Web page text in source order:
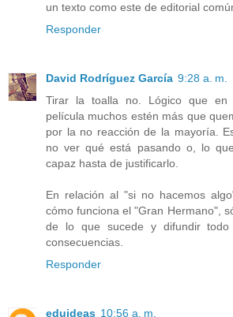
un texto como este de editorial
Responder
David Rodríguez García 9:28 a. m.
Tirar la toalla no. Lógico que en
película muchos estén más que
por la no reacción de la mayoría.
no ver qué está pasando o, lo
capaz hasta de justificarlo.
En relación al "si no hacemos
cómo funciona el "Gran Hermano",
de lo que sucede y difundir
consecuencias.
Responder
eduideas 10:56 a. m.